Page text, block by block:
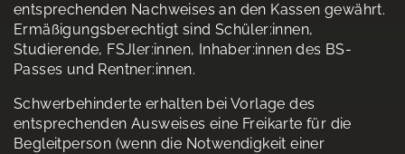
entsprechenden Nachweises an den Kassen gewährt.
Ermäßigungsberechtigt sind Schüler:innen,
Studierende, FSJler:innen, Inhaber:innen des BS-
Passes und Rentner:innen.
Schwerbehinderte erhalten bei Vorlage des
entsprechenden Ausweises eine Freikarte für die
Begleitperson (wenn die Notwendigkeit einer